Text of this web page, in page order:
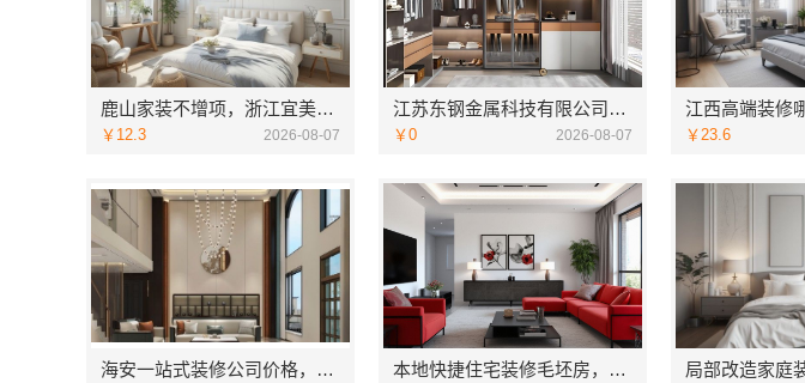
鹿山家装不增项，浙江宜美嘉装饰工程有限公司让您装修无忧
￥12.3 2026-08-07
江苏东钢金属科技有限公司江浙沪不锈钢浴室柜加盟
￥0 2026-08-07 ￥23.6
海安一站式装修公司价格，南通宏域全宅装饰建材有限公司源头直供 本地快捷住宅装修毛坯房，本地快装（湖北）科技有限公司专业交付